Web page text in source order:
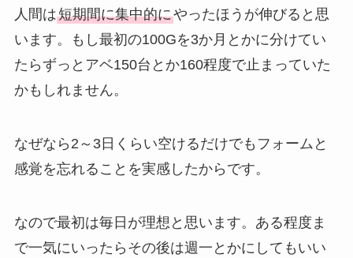
人間は短期間に集中的にやったほうが伸びると思
います。もし最初の100Gを3か月とかに分けてい
たらずっとアベ150台とか160程度で止まっていた
かもしれません。
なぜなら2～3日くらい空けるだけでもフォームと
感覚を忘れることを実感したからです。
なので最初は毎日が理想と思います。ある程度ま
で一気にいったらその後は週一とかにしてもいい